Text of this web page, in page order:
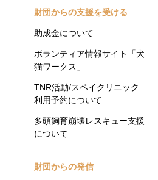
財団からの支援を受ける
助成金について
ボランティア情報サイト「犬
猫ワークス」
TNR活動/スペイクリニック
利用予約について
多頭飼育崩壊レスキュー支援
について
財団からの発信